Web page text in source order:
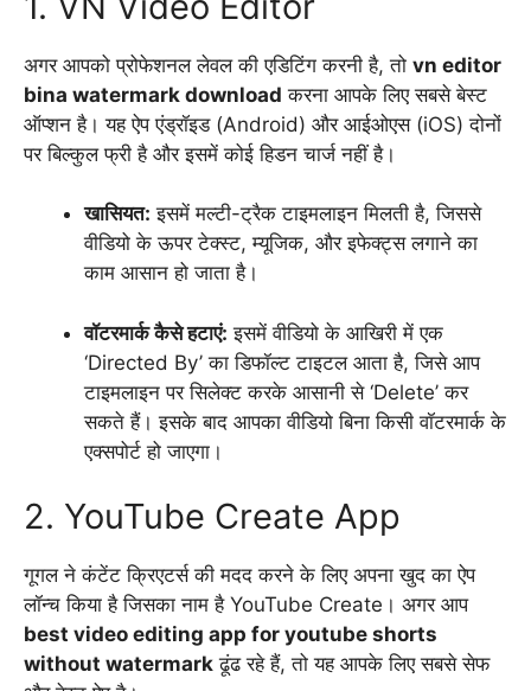
अगर आपको प्रोफेशनल लेवल की एडिटिंग करनी है, तो vn editor
bina watermark download करना आपके लिए सबसे बेस्ट
ऑप्शन है। यह ऐप एंड्रॉइड (Android) और आईओएस (iOS) दोनों
पर बिल्कुल फ्री है और इसमें कोई हिडन चार्ज नहीं है।
खासियत: इसमें मल्टी-ट्रैक टाइमलाइन मिलती है, जिससे
वीडियो के ऊपर टेक्स्ट, म्यूजिक, और इफेक्ट्स लगाने का
काम आसान हो जाता है।
वॉटरमार्क कैसे हटाएं: इसमें वीडियो के आखिरी में एक
‘Directed By’ का डिफॉल्ट टाइटल आता है, जिसे आप
टाइमलाइन पर सिलेक्ट करके आसानी से ‘Delete’ कर
सकते हैं। इसके बाद आपका वीडियो बिना किसी वॉटरमार्क के
एक्सपोर्ट हो जाएगा।
2. YouTube Create App
गूगल ने कंटेंट क्रिएटर्स की मदद करने के लिए अपना खुद का ऐप
लॉन्च किया है जिसका नाम है YouTube Create। अगर आप
best video editing app for youtube shorts
without watermark ढूंढ रहे हैं, तो यह आपके लिए सबसे सेफ